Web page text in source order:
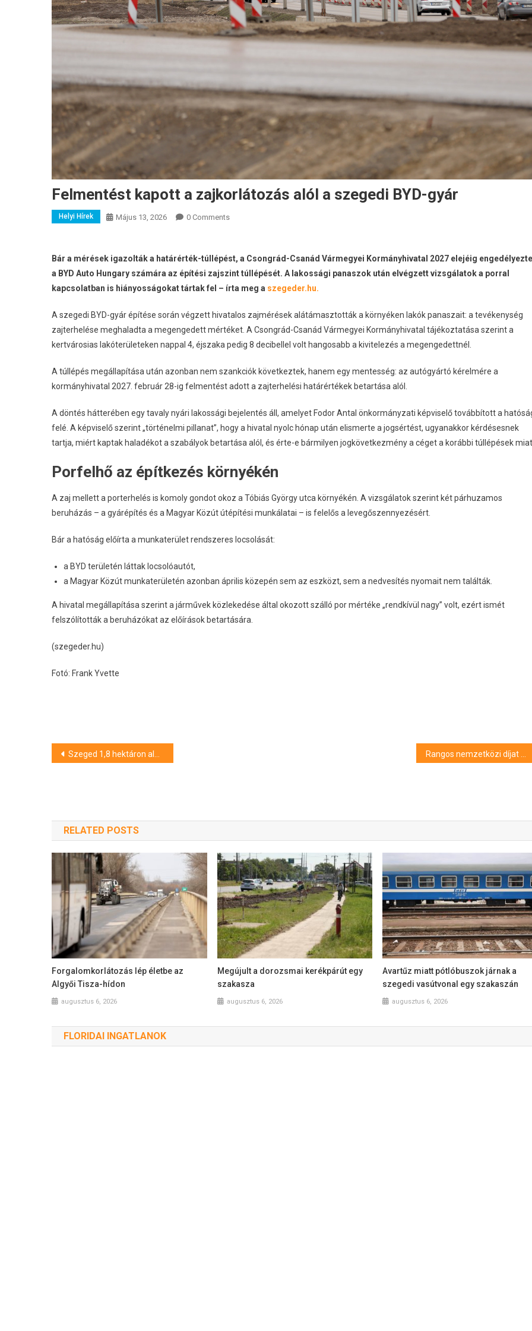
Felmentést kapott a zajkorlátozás alól a szegedi BYD-gyár
Helyi Hírek Május 13, 2026 0 Comments
Bár a mérések igazolták a határérték-túllépést, a Csongrád-Csanád Vármegyei Kormányhivatal 2027 elejéig engedélyezte
a BYD Auto Hungary számára az építési zajszint túllépését. A lakossági panaszok után elvégzett vizsgálatok a porral
kapcsolatban is hiányosságokat tártak fel – írta meg a szegeder.hu.
A szegedi BYD-gyár építése során végzett hivatalos zajmérések alátámasztották a környéken lakók panaszait: a tevékenység
zajterhelése meghaladta a megengedett mértéket. A Csongrád-Csanád Vármegyei Kormányhivatal tájékoztatása szerint a
kertvárosias lakóterületeken nappal 4, éjszaka pedig 8 decibellel volt hangosabb a kivitelezés a megengedettnél.
A túllépés megállapítása után azonban nem szankciók következtek, hanem egy mentesség: az autógyártó kérelmére a
kormányhivatal 2027. február 28-ig felmentést adott a zajterhelési határértékek betartása alól.
A döntés hátterében egy tavaly nyári lakossági bejelentés áll, amelyet Fodor Antal önkormányzati képviselő továbbított a
felé. A képviselő szerint „történelmi pillanat”, hogy a hivatal nyolc hónap után elismerte a jogsértést, ugyanakkor kérdésesnek
tartja, miért kaptak haladékot a szabályok betartása alól, és érte-e bármilyen jogkövetkezmény a céget a korábbi túllépések
Porfelhő az építkezés környékén
A zaj mellett a porterhelés is komoly gondot okoz a Tóbiás György utca környékén. A vizsgálatok szerint két párhuzamos
beruházás – a gyárépítés és a Magyar Közút útépítési munkálatai – is felelős a levegőszennyezésért.
Bár a hatóság előírta a munkaterület rendszeres locsolását:
a BYD területén láttak locsolóautót,
a Magyar Közút munkaterületén azonban április közepén sem az eszközt, sem a nedvesítés nyomait nem találták.
A hivatal megállapítása szerint a járművek közlekedése által okozott szálló por mértéke „rendkívül nagy” volt, ezért ismét
felszólították a beruházókat az előírások betartására.
(szegeder.hu)
Fotó: Frank Yvette
Bejegyzés
Szeged 1,8 hektáron alakít ki vadvirágos méhlegelőket Rangos nemzetközi díjat nyert az SZTE alumnusa
RELATED POSTS
Forgalomkorlátozás lép életbe az
Algyői Tisza-hídon
augusztus 6, 2026
Megújult a dorozsmai kerékpárút egy
szakasza
augusztus 6, 2026
Avartűz miatt pótlóbuszok járnak a
szegedi vasútvonal egy szakaszán
augusztus 6, 2026
FLORIDAI INGATLANOK